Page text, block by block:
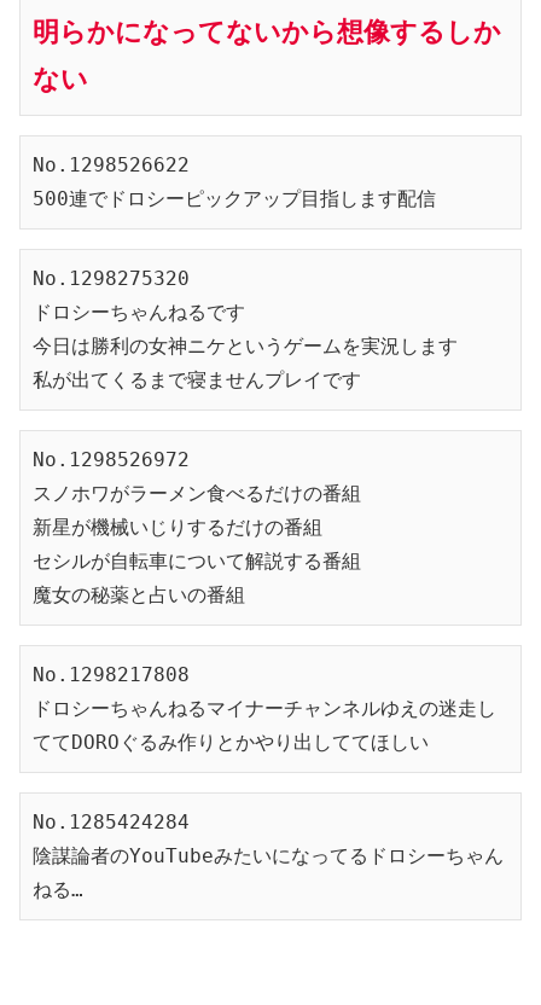
明らかになってないから想像するしか
ない
No.1298526622
500連でドロシーピックアップ目指します配信
No.1298275320
ドロシーちゃんねるです
今日は勝利の女神ニケというゲームを実況します
私が出てくるまで寝ませんプレイです
No.1298526972
スノホワがラーメン食べるだけの番組
新星が機械いじりするだけの番組
セシルが自転車について解説する番組
魔女の秘薬と占いの番組
No.1298217808
ドロシーちゃんねるマイナーチャンネルゆえの迷走し
ててDOROぐるみ作りとかやり出しててほしい
No.1285424284
陰謀論者のYouTubeみたいになってるドロシーちゃん
ねる…